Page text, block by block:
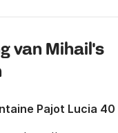
van Mihail's
Pajot Lucia 40